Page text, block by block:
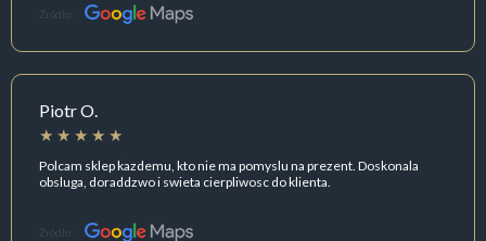
Źródło:
Piotr O.
Polcam sklep kazdemu, kto nie ma pomyslu na prezent. Doskonala
obsluga, doraddzwo i swieta cierpliwosc do klienta.
Źródło: